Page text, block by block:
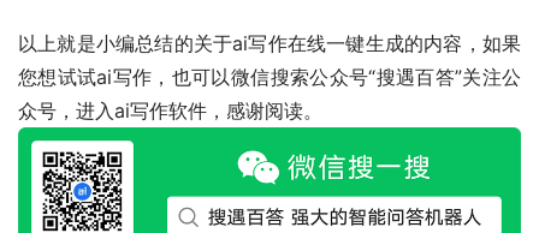
以上就是小编总结的关于ai写作在线一键生成的内容，如果
您想试试ai写作，也可以微信搜索公众号“搜遇百答”关注公
众号，进入ai写作软件，感谢阅读。